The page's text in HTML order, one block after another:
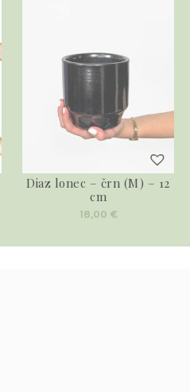
Diaz lonec – črn (M) – 12
cm
18,00 €